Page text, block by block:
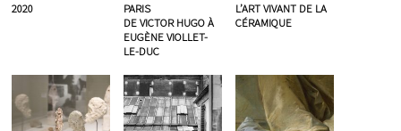
2020
PARIS
DE VICTOR HUGO À
EUGÈNE VIOLLET-
LE-DUC
L’ART VIVANT DE LA
CÉRAMIQUE